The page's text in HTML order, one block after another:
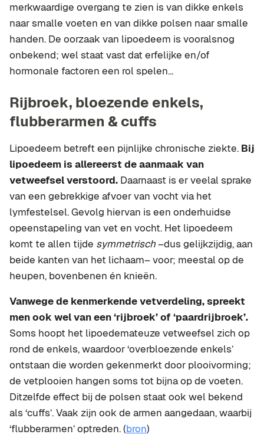
merkwaardige overgang te zien is van dikke enkels
naar smalle voeten en van dikke polsen naar smalle
handen. De oorzaak van lipoedeem is vooralsnog
onbekend; wel staat vast dat erfelijke en/of
hormonale factoren een rol spelen…
Rijbroek, bloezende enkels,
flubberarmen & cuffs
Lipoedeem betreft een pijnlijke chronische ziekte. Bij
lipoedeem is allereerst de aanmaak van
vetweefsel verstoord. Daarnaast is er veelal sprake
van een gebrekkige afvoer van vocht via het
lymfestelsel. Gevolg hiervan is een onderhuidse
opeenstapeling van vet en vocht. Het lipoedeem
komt te allen tijde symmetrisch–dus gelijkzijdig, aan
beide kanten van het lichaam– voor; meestal op de
heupen, bovenbenen én knieën.
Vanwege de kenmerkende vetverdeling, spreekt
men ook wel van een ‘rijbroek’ of ‘paardrijbroek’.
Soms hoopt het lipoedemateuze vetweefsel zich op
rond de enkels, waardoor ‘overbloezende enkels’
ontstaan die worden gekenmerkt door plooivorming;
de vetplooien hangen soms tot bijna op de voeten.
Ditzelfde effect bij de polsen staat ook wel bekend
als ‘cuffs’. Vaak zijn ook de armen aangedaan, waarbij
‘flubberarmen’ optreden. (bron)